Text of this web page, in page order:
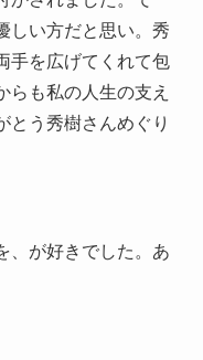
しい方だと思い。秀
手を広げてくれて包
らも私の人生の支え
とう秀樹さんめぐり
、が好きでした。あ